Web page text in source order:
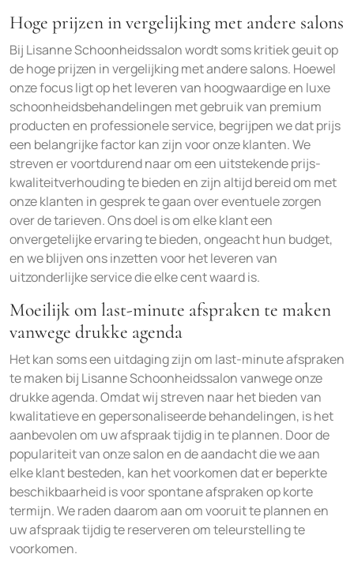
Hoge prijzen in vergelijking met andere salons
Bij Lisanne Schoonheidssalon wordt soms kritiek geuit op
de hoge prijzen in vergelijking met andere salons. Hoewel
onze focus ligt op het leveren van hoogwaardige en luxe
schoonheidsbehandelingen met gebruik van premium
producten en professionele service, begrijpen we dat prijs
een belangrijke factor kan zijn voor onze klanten. We
streven er voortdurend naar om een uitstekende prijs-
kwaliteitverhouding te bieden en zijn altijd bereid om met
onze klanten in gesprek te gaan over eventuele zorgen
over de tarieven. Ons doel is om elke klant een
onvergetelijke ervaring te bieden, ongeacht hun budget,
en we blijven ons inzetten voor het leveren van
uitzonderlijke service die elke cent waard is.
Moeilijk om last-minute afspraken te maken
vanwege drukke agenda
Het kan soms een uitdaging zijn om last-minute afspraken
te maken bij Lisanne Schoonheidssalon vanwege onze
drukke agenda. Omdat wij streven naar het bieden van
kwalitatieve en gepersonaliseerde behandelingen, is het
aanbevolen om uw afspraak tijdig in te plannen. Door de
populariteit van onze salon en de aandacht die we aan
elke klant besteden, kan het voorkomen dat er beperkte
beschikbaarheid is voor spontane afspraken op korte
termijn. We raden daarom aan om vooruit te plannen en
uw afspraak tijdig te reserveren om teleurstelling te
voorkomen.